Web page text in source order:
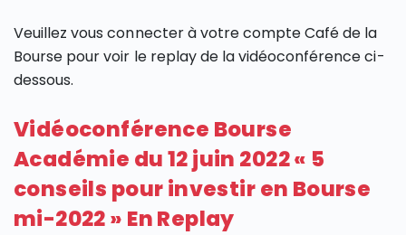
Veuillez vous connecter à votre compte Café de la
Bourse pour voir le replay de la vidéoconférence ci-
dessous.
Vidéoconférence Bourse
Académie du 12 juin 2022 « 5
conseils pour investir en Bourse
mi-2022 » En Replay